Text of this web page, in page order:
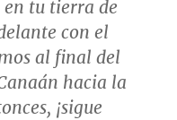
tu tierra de
con el
al final del
hacia la
¡sigue